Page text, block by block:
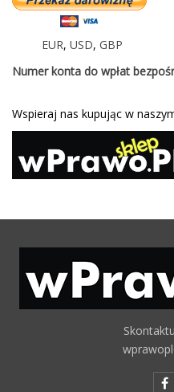
EUR, USD, GBP
Numer konta do wpłat
Wspieraj nas kupując w